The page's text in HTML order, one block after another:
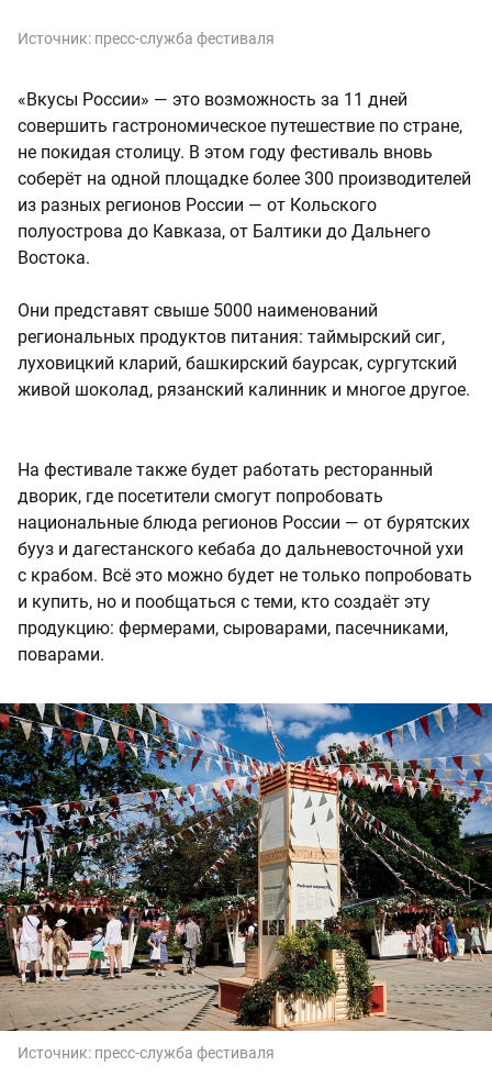
Источник: пресс-служба фестиваля
«Вкусы России» — это возможность за 11 дней
совершить гастрономическое путешествие по стране,
не покидая столицу. В этом году фестиваль вновь
соберёт на одной площадке более 300 производителей
из разных регионов России — от Кольского
полуострова до Кавказа, от Балтики до Дальнего
Востока.
Они представят свыше 5000 наименований
региональных продуктов питания: таймырский сиг,
луховицкий кларий, башкирский баурсак, сургутский
живой шоколад, рязанский калинник и многое другое.
На фестивале также будет работать ресторанный
дворик, где посетители смогут попробовать
национальные блюда регионов России — от бурятских
бууз и дагестанского кебаба до дальневосточной ухи
с крабом. Всё это можно будет не только попробовать
и купить, но и пообщаться с теми, кто создаёт эту
продукцию: фермерами, сыроварами, пасечниками,
поварами.
Источник: пресс-служба фестиваля